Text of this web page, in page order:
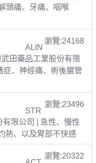
頭痛、牙痛、咽喉
瀏覽:24168
ALIN
田藥品工業股份有限
症、神經痛、術後腸管
瀏覽:23496
STR
限公司 | 急性、慢性
熱、以及胃部不快感
瀏覽:20322